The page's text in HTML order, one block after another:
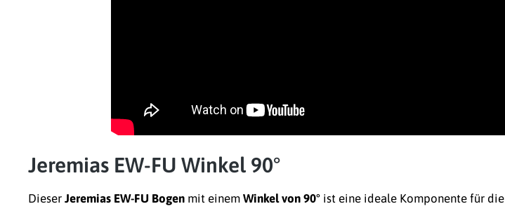
Jeremias EW-FU Winkel 90°
Dieser Jeremias EW-FU Bogen mit einem Winkel von 90° ist eine ideale Komponente für die